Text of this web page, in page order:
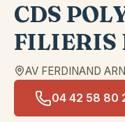
CDS
FILIERIS
AV FERDINAND
04 42 58 80